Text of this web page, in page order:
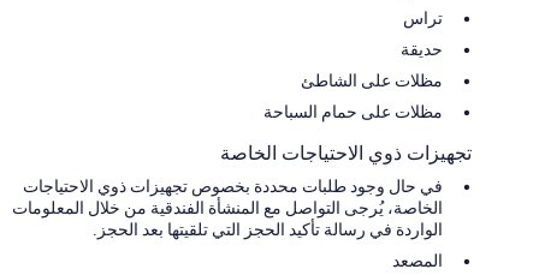
تراس
حديقة
مظلات على الشاطئ
مظلات على حمام السباحة
تجهيزات ذوي الاحتياجات الخاصة
في حال وجود طلبات محددة بخصوص تجهيزات ذوي الاحتياجات
الخاصة، يُرجى التواصل مع المنشأة الفندقية من خلال المعلومات
الواردة في رسالة تأكيد الحجز التي تلقيتها بعد الحجز.
المصعد